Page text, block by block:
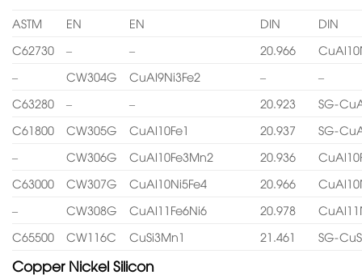
ASTM EN EN DIN
DIN
C62730
– – 20.966
–
CW304G CuAl9Ni3Fe2 –
–
C63280
– – 20.923
SG-
C61800
CW305G CuAl10Fe1 20.937
SG-
–
CW306G CuAl10Fe3Mn2 20.936
C63000
CW307G CuAl10Ni5Fe4 20.966
–
CW308G CuAl11Fe6Ni6 20.978
C65500
CW116C CuSi3Mn1 21.461 SG-
Copper Nickel Silicon